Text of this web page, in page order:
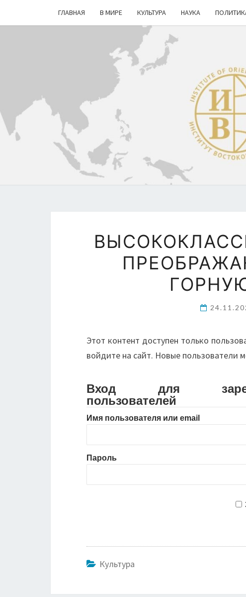
ГЛАВНАЯ В МИРЕ КУЛЬТУРА НАУКА
Этот контент доступен только
войдите на сайт. Новые пользователи
Вход для
пользователей
Имя пользователя или email
Пароль
Культура